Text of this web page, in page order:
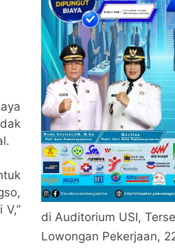
di Auditorium USI,
Lowongan Pekerjaan,